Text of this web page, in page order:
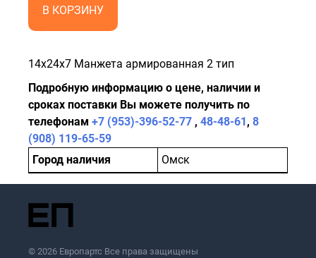
В КОРЗИНУ
14x24x7 Манжета армированная 2 тип
Подробную информацию о цене, наличии и
сроках поставки Вы можете получить по
телефонам +7 (953)-396-52-77 , 48-48-61, 8
(908) 119-65-59
Город наличия
Омск
© 2026 Европартс Все права защищены